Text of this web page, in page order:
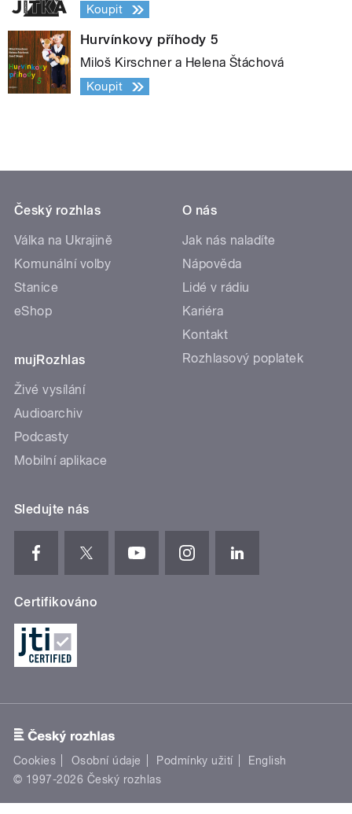
Koupit
Hurvínkovy příhody 5
Miloš Kirschner a Helena Štáchová
Koupit
Český rozhlas
Válka na Ukrajině
Komunální volby
Stanice
eShop
mujRozhlas
Živé vysílání
Audioarchiv
Podcasty
Mobilní aplikace
O nás
Jak nás naladíte
Nápověda
Lidé v rádiu
Kariéra
Kontakt
Rozhlasový poplatek
Sledujte nás
Certifikováno
Cookies Osobní údaje Podmínky užití
English
© 1997-2026 Český rozhlas